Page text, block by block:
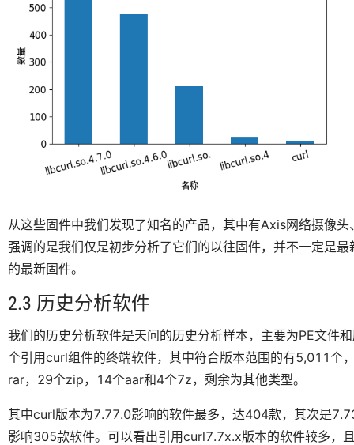
从这些固件中我们发现了知名的产品，其中有Axis网络摄像
强调的是我们仅是初步分析了它们的以往固件，并不一定是
的最新固件。
2.3 历史分析软件
我们的历史分析软件是天问的历史分析样本，主要为PE文
个引用curl组件的终端软件，其中符合版本范围的有5,011
rar，29个zip，14个aar和4个7z，剩余为其他类型。
其中curl版本为7.77.0影响的软件最多，达404款，其次是
影响305款软件。可以看出引用curl7.7x.x版本的软件较多，